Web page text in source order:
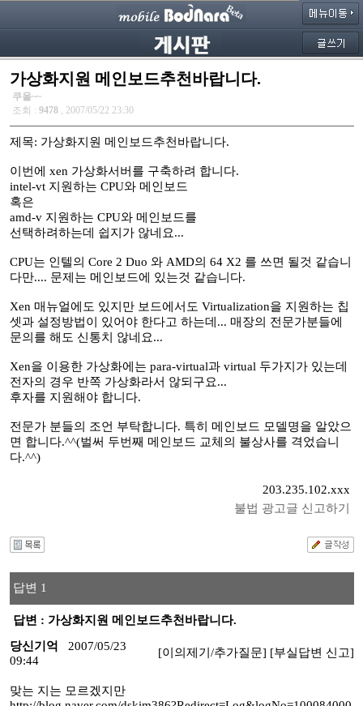
가상화지원 메인보드추천바랍니다.
쿠울~~
조회 : 9478 , 2007/05/22 23:30
제목: 가상화지원 메인보드추천바랍니다.
이번에 xen 가상화서버를 구축하려 합니다.
intel-vt 지원하는 CPU와 메인보드
혹은
amd-v 지원하는 CPU와 메인보드를
선택하려하는데 쉽지가 않네요...
CPU는 인텔의 Core 2 Duo 와 AMD의 64 X2 를 쓰면 될것 같습니
다만.... 문제는 메인보드에 있는것 같습니다.
Xen 매뉴얼에도 있지만 보드에서도 Virtualization을 지원하는 칩
셋과 설정방법이 있어야 한다고 하는데... 매장의 전문가분들에
문의를 해도 신통치 않네요...
Xen을 이용한 가상화에는 para-virtual과 virtual 두가지가 있는데
전자의 경우 반쪽 가상화라서 않되구요...
후자를 지원해야 합니다.
전문가 분들의 조언 부탁합니다. 특히 메인보드 모델명을 알았으
면 합니다.^^(벌써 두번째 메인보드 교체의 불상사를 격었습니
다.^^)
203.235.102.xxx
불법 광고글 신고하기
답변 1
답변 : 가상화지원 메인보드추천바랍니다.
당신기억
2007/05/23
09:44
[이의제기/추가질문] [부실답변 신고]
맞는 지는 모르겠지만